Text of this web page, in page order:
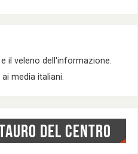
il veleno dell'informazione.
media italiani.
DEL CENTRO